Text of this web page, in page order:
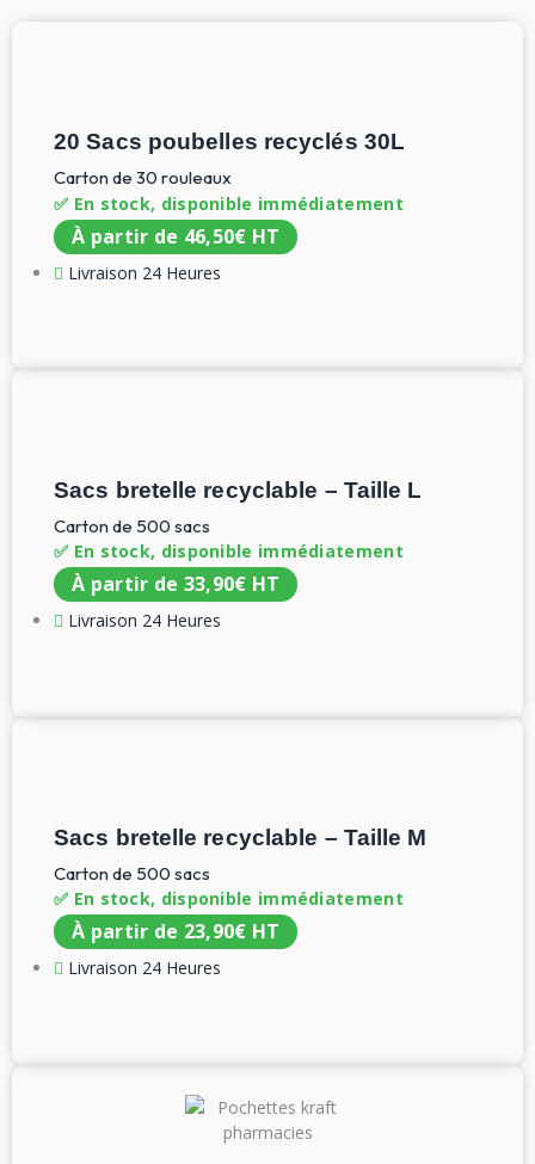
20 Sacs poubelles recyclés 30L
Carton de 30 rouleaux
✅ En stock, disponible immédiatement
À partir de 46,50€ HT
Livraison 24 Heures
Sacs bretelle recyclable – Taille L
Carton de 500 sacs
✅ En stock, disponible immédiatement
À partir de 33,90€ HT
Livraison 24 Heures
Sacs bretelle recyclable – Taille M
Carton de 500 sacs
✅ En stock, disponible immédiatement
À partir de 23,90€ HT
Livraison 24 Heures